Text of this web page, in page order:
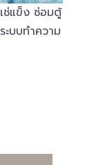
แข็ง ซ่อมตู้
บบทำความ